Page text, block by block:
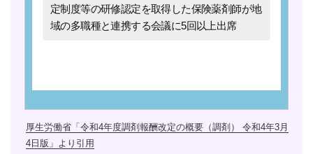
定制度等の研修認定を取得した保険薬剤師が地
域の多職種と連携する会議に5回以上出席
厚生労働省「令和4年度調剤報酬改定の概要（調剤） 令和4年3月
4日版」より引用